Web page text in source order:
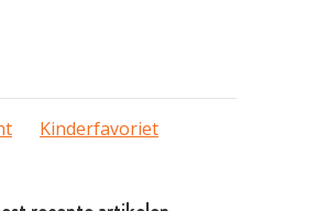
Kinderfavoriet